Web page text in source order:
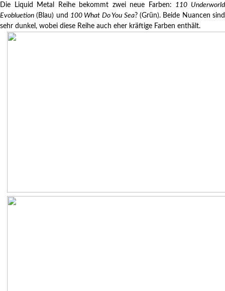
Die Liquid Metal Reihe bekommt zwei neue Farben: 110 Underworld
Evobluetion (Blau) und 100 What Do You Sea? (Grün). Beide Nuancen sind
sehr dunkel, wobei diese Reihe auch eher kräftige Farben enthält.